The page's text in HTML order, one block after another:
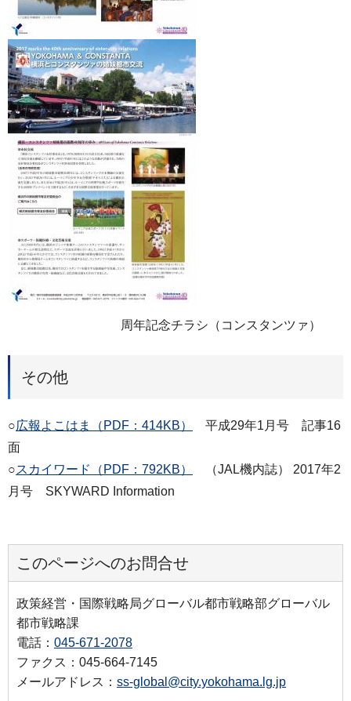
周年記念チラシ（コンスタンツァ）
その他
○広報よこはま（PDF：414KB）
平成29年1月号 記事16
面
○スカイワード（PDF：792KB）
（JAL機内誌） 2017年2
月号 SKYWARD Information
このページへのお問合せ
政策経営・国際戦略局グローバル都市戦略部グローバル
都市戦略課
電話： 045-671-2078
ファクス：045-664-7145
メールアドレス： ss-global@city.yokohama.lg.jp